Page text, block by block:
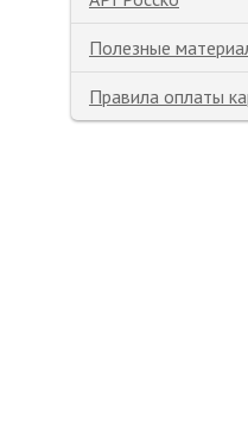
Полезные
Правила оплаты